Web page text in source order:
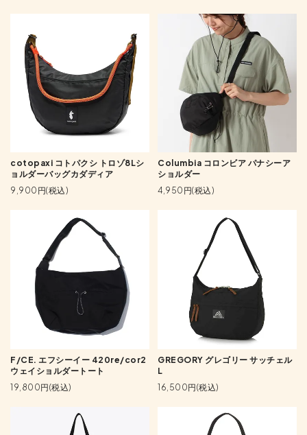
cotopaxi コトパクシ トロゾ8Lシ
ョルダーバッグカダディア
9,900円(税込)
Columbia コロンビア パナシーア
ショルダー
4,950円(税込)
F/CE. エフシーイー 420re/cor2
ウェイショルダートート
19,800円(税込)
GREGORY グレゴリー サッチェル
L
16,500円(税込)